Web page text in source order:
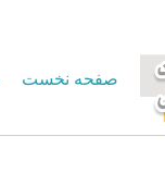
صفحه نخست